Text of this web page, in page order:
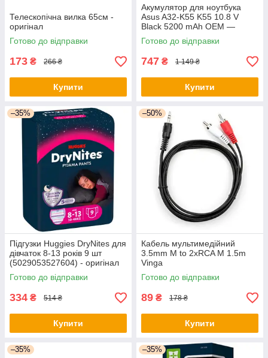
Телескопічна вилка 65см -
оригінал
Готово до відправки
173 ₴ 266 ₴
Купити
Акумулятор для ноутбука
Asus A32-K55 K55 10.8 V
Black 5200 mAh OEM —
оригінал
Готово до відправки
747 ₴ 1 149 ₴
Купити
–35%
Підгузки Huggies DryNites для
дівчаток 8-13 років 9 шт
(5029053527604) - оригінал
Готово до відправки
334 ₴ 514 ₴
Купити
–50%
Кабель мультимедійний
3.5mm M to 2xRCA M 1.5m
Vinga
(VCPDCJ35MRCA21.5BK) -
оригінал
Готово до відправки
89 ₴ 178 ₴
Купити
–35% –35%